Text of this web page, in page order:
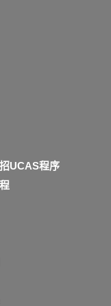
UCAS程序